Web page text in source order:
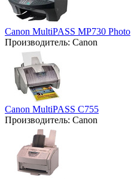
Canon MultiPASS MP730 Photo
Производитель: Canon
Canon MultiPASS C755
Производитель: Canon